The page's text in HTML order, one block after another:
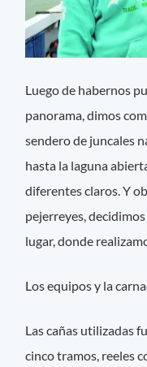
Luego de habernos
panorama, dimos
sendero de juncales
hasta la laguna
diferentes claros. Y
pejerreyes,
lugar, donde
Los equipos y la
Las cañas utilizadas
cinco tramos, reeles